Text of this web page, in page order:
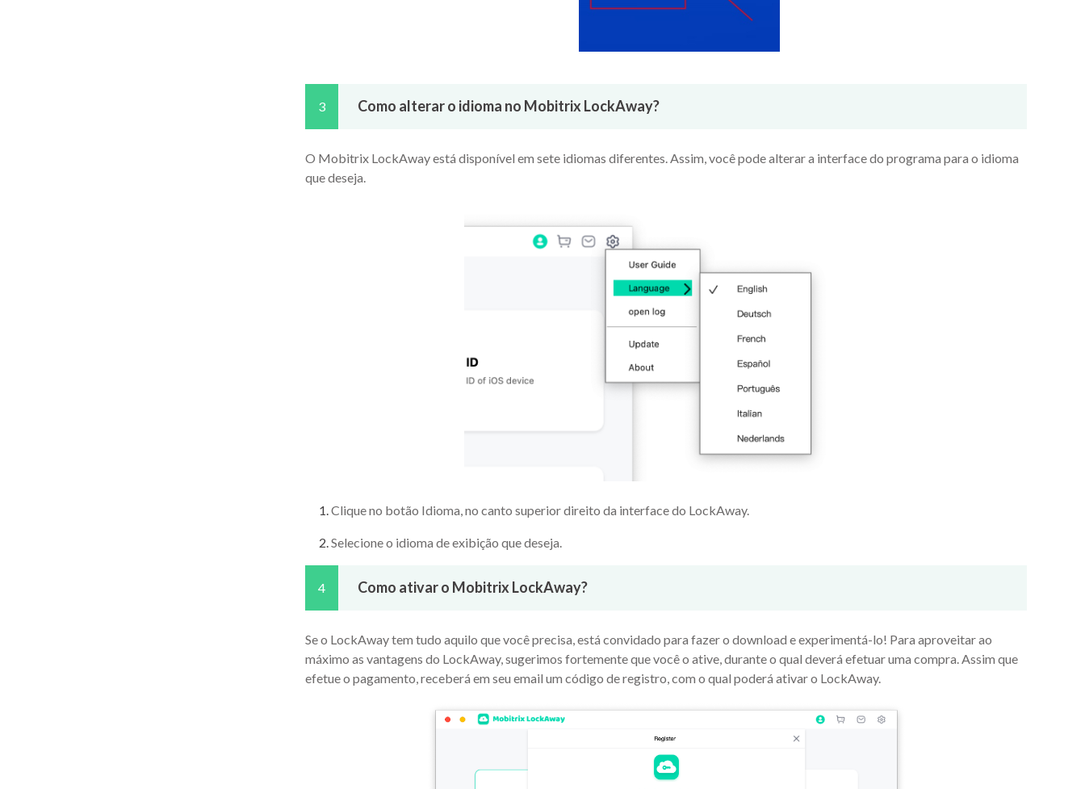
3 Como alterar o idioma no Mobitrix LockAway?
O Mobitrix LockAway está disponível em sete idiomas diferentes. Assim, você pode alterar a interface do programa para o idioma
que deseja.
Clique no botão Idioma, no canto superior direito da interface do LockAway.
Selecione o idioma de exibição que deseja.
4 Como ativar o Mobitrix LockAway?
Se o LockAway tem tudo aquilo que você precisa, está convidado para fazer o download e experimentá-lo! Para aproveitar ao
máximo as vantagens do LockAway, sugerimos fortemente que você o ative, durante o qual deverá efetuar uma compra. Assim que
efetue o pagamento, receberá em seu email um código de registro, com o qual poderá ativar o LockAway.